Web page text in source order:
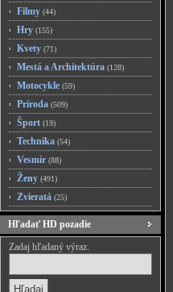
Filmy (44)
Hry (155)
Kvety (71)
Mestá a Architektúra (128)
Motocykle (59)
Príroda (509)
Šport (19)
Technika (54)
Vesmír (88)
Ženy (491)
Zvieratá (25)
Hľadať HD pozadie
Zadaj hľadaný výraz.